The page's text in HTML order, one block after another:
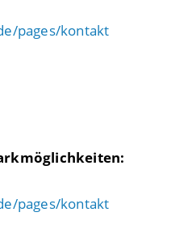
pages/kontakt
pages/kontakt